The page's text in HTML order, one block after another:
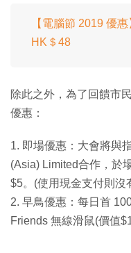
【電腦節 2019 優
HK＄48
除此之外，為了回饋市
優惠：
1. 即場優惠：大會將與
(Asia) Limited合作，於
$5。(使用現金支付則沒
2. 早鳥優惠：每日首
Friends 無線滑鼠(價值